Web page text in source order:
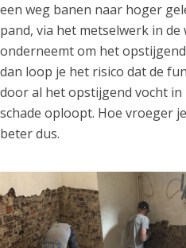
een weg banen naar hoger
pand, via het metselwerk in de
onderneemt om het
dan loop je het risico dat de
door al het opstijgend vocht
schade oploopt. Hoe vroeger
beter dus.